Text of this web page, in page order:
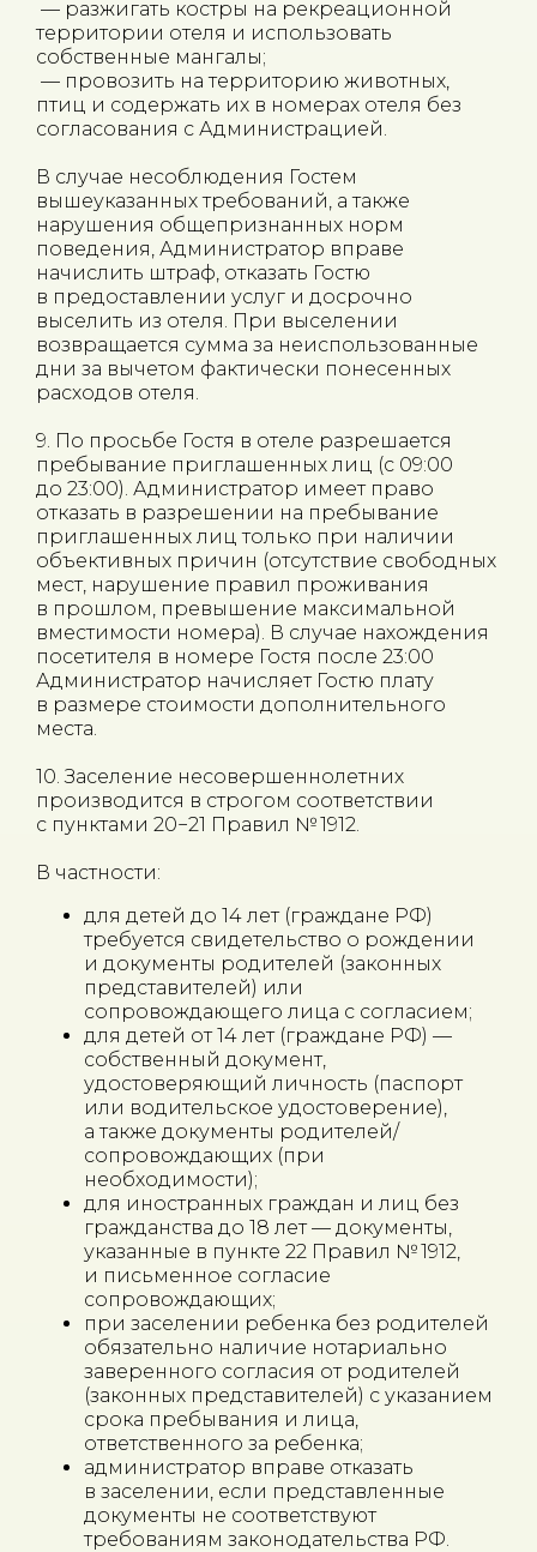
— разжигать костры на рекреационной
территории отеля и использовать
собственные мангалы;
— провозить на территорию животных,
птиц и содержать их в номерах отеля без
согласования с Администрацией.
В случае несоблюдения Гостем
вышеуказанных требований, а также
нарушения общепризнанных норм
поведения, Администратор вправе
начислить штраф, отказать Гостю
в предоставлении услуг и досрочно
выселить из отеля. При выселении
возвращается сумма за неиспользованные
дни за вычетом фактически понесенных
расходов отеля.
9. По просьбе Гостя в отеле разрешается
пребывание приглашенных лиц (с 09:00
до 23:00). Администратор имеет право
отказать в разрешении на пребывание
приглашенных лиц только при наличии
объективных причин (отсутствие свободных
мест, нарушение правил проживания
в прошлом, превышение максимальной
вместимости номера). В случае нахождения
посетителя в номере Гостя после 23:00
Администратор начисляет Гостю плату
в размере стоимости дополнительного
места.
10. Заселение несовершеннолетних
производится в строгом соответствии
с пунктами 20−21 Правил № 1912.
В частности:
для детей до 14 лет (граждане РФ)
требуется свидетельство о рождении
и документы родителей (законных
представителей) или
сопровождающего лица с согласием;
для детей от 14 лет (граждане РФ) —
собственный документ,
удостоверяющий личность (паспорт
или водительское удостоверение),
а также документы родителей/
сопровождающих (при
необходимости);
для иностранных граждан и лиц без
гражданства до 18 лет — документы,
указанные в пункте 22 Правил № 1912,
и письменное согласие
сопровождающих;
при заселении ребенка без родителей
обязательно наличие нотариально
заверенного согласия от родителей
(законных представителей) с указанием
срока пребывания и лица,
ответственного за ребенка;
администратор вправе отказать
в заселении, если представленные
документы не соответствуют
требованиям законодательства РФ.